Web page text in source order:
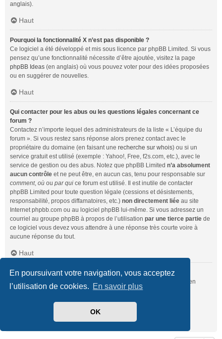
En poursuivant votre navigation, vous acceptez
l’utilisation de cookies. En savoir plus
OK
anglais).
Haut
Pourquoi la fonctionnalité X n’est pas disponible ?
Ce logiciel a été développé et mis sous licence par phpBB Limited. Si vous
pensez qu’une fonctionnalité nécessite d’être ajoutée, visitez la page
phpBB Ideas (en anglais) où vous pouvez voter pour des idées proposées
ou en suggérer de nouvelles.
Haut
Qui contacter pour les abus ou les questions légales concernant ce
forum ?
Contactez n’importe lequel des administrateurs de la liste « L’équipe du
forum ». Si vous restez sans réponse alors prenez contact avec le
propriétaire du domaine (en faisant une recherche sur whois) ou si un
service gratuit est utilisé (exemple : Yahoo!, Free, f2s.com, etc.), avec le
service de gestion ou des abus. Notez que phpBB Limited n’a absolument
aucun contrôle et ne peut être, en aucun cas, tenu pour responsable sur
comment, où ou par qui ce forum est utilisé. Il est inutile de contacter
phpBB Limited pour toute question légale (cessions et désistements,
responsabilité, propos diffamatoires, etc.) non directement liée au site
Internet phpbb.com ou au logiciel phpBB lui-même. Si vous adressez un
courriel au groupe phpBB à propos de l’utilisation par une tierce partie de
ce logiciel vous devez vous attendre à une réponse très courte voire à
aucune réponse du tout.
Haut
Comment puis-je contacter un administrateur du forum ?
Pour l’ensemble des utilisateurs du forum, vous pouvez utiliser le lien
« Nous contacter », si ce dernier a été activé par un administrateur.